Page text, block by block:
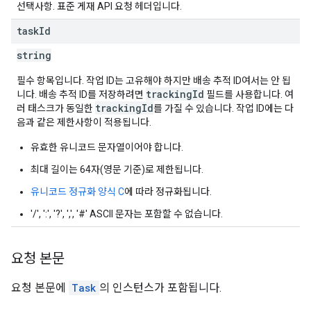
선택사항. 표준 게재 API 요청 헤더입니다.
taskId
string
필수 항목입니다. 작업 ID는 고유해야 하지만 배송 추적 ID여서는 안 됩
니다. 배송 추적 ID를 저장하려면 trackingId 필드를 사용합니다. 여
러 태스크가 동일한 trackingId를 가질 수 있습니다. 작업 ID에는 다
음과 같은 제한사항이 적용됩니다.
유효한 유니코드 문자열이어야 합니다.
최대 길이는 64자(영문 기준)로 제한됩니다.
유니코드 정규화 양식 C에 따라 정규화됩니다.
'/', ':', '?', ',', '#' ASCII 문자는 포함할 수 없습니다.
요청 본문
요청 본문에 Task 의 인스턴스가 포함됩니다.